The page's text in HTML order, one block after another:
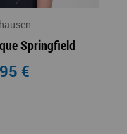
Springfield
€